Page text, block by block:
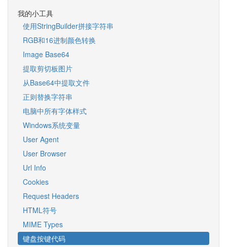
我的小工具
使用StringBuilder拼接字符串
RGB和16进制颜色转换
Image Base64
提取剪切板图片
从Base64中提取文件
正则替换字符串
电脑中所有字体样式
Windows系统变量
User Agent
User Browser
Url Info
Cookies
Request Headers
H​TML​​符号​
MIME Types
键盘按键代码